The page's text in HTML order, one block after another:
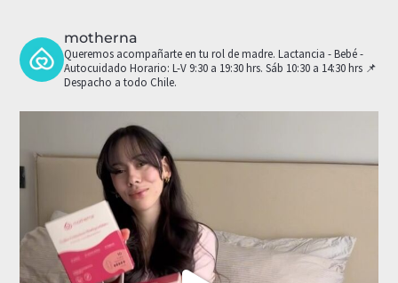
motherna
Queremos acompañarte en tu rol de madre. Lactancia - Bebé -
Autocuidado Horario: L-V 9:30 a 19:30 hrs. Sáb 10:30 a 14:30 hrs 📌
Despacho a todo Chile.